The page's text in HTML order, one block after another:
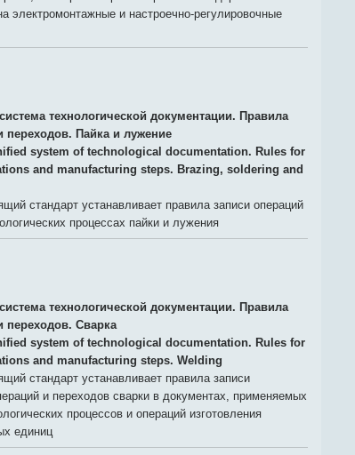
электромонтажные и настроечно-регулировочные
технологической документации. Правила
переходов. Пайка и лужение
system of technological documentation. Rules for
and manufacturing steps. Brazing, soldering and
стандарт устанавливает правила записи операций
процессах пайки и лужения
технологической документации. Правила
переходов. Сварка
system of technological documentation. Rules for
and manufacturing steps. Welding
стандарт устанавливает правила записи
и переходов сварки в документах, применяемых
процессов и операций изготовления
единиц